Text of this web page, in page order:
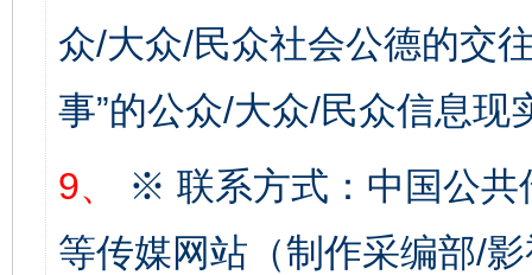
众/大众/民众社会公德的交
事”的公众/大众/民众信息现
9、
※ 联系方式：中国公共
等传媒网站（制作采编部/